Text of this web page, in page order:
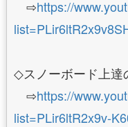
⇨https://
◇スノーボード上達
⇨https://
list=PLir6ltR2x9v-